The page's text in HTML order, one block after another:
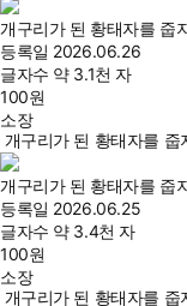
개구리가 된 황태자를 줍
등록일 2026.06.26
글자수 약 3.1천 자
100원
소장
개구리가 된 황태자를
개구리가 된 황태자를 줍
등록일 2026.06.25
글자수 약 3.4천 자
100원
소장
개구리가 된 황태자를